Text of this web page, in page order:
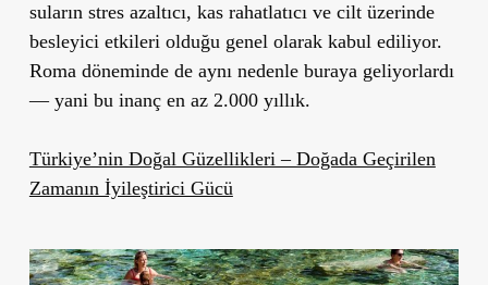
suların stres azaltıcı, kas rahatlatıcı ve cilt üzerinde
besleyici etkileri olduğu genel olarak kabul ediliyor.
Roma döneminde de aynı nedenle buraya geliyorlardı
— yani bu inanç en az 2.000 yıllık.
Türkiye’nin Doğal Güzellikleri – Doğada Geçirilen
Zamanın İyileştirici Gücü